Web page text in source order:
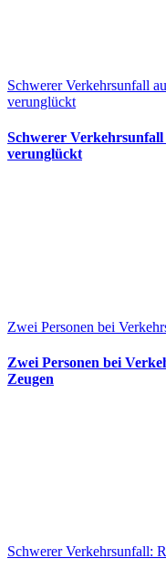
Schwerer Verkehrsunfall
verunglückt
Schwerer
verunglückt
Zwei Personen bei
Zwei Personen bei
Zeugen
Schwerer Verkehrsunfall: